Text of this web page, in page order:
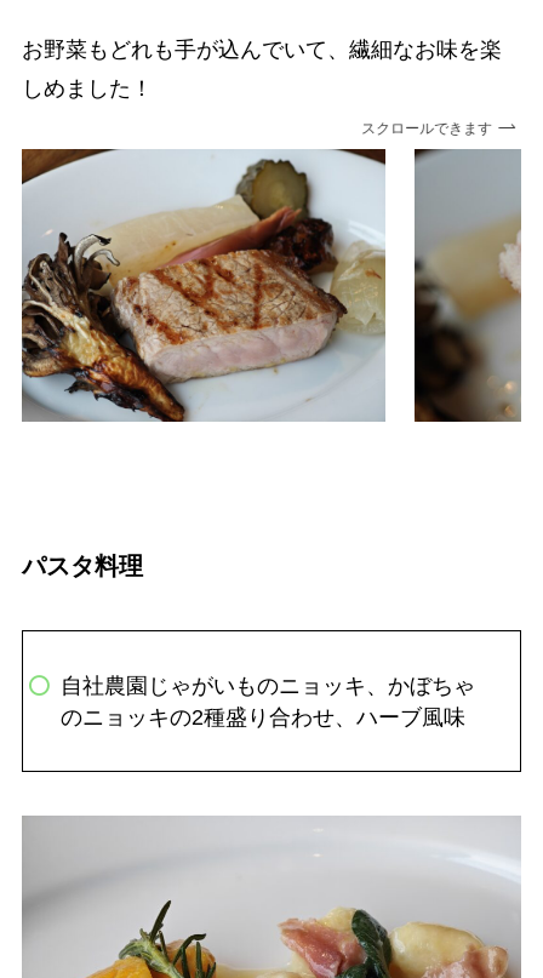
お野菜もどれも手が込んでいて、繊細なお味を楽
しめました！
スクロールできます
パスタ料理
自社農園じゃがいものニョッキ、かぼちゃ
のニョッキの2種盛り合わせ、ハーブ風味